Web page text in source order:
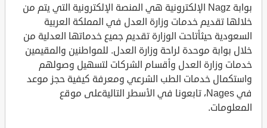
بوابة Nagz الإلكترونية هي المنصة الإلكترونية التي يتم من
خلالها تقديم خدمات وزارة العدل في المملكة العربية
السعودية حيثأتاحت الوزارة تقديم جميع خدماتها العدلية من
خلال بوابة موحدة لراحة وزارة العدل. للمواطنين والمقيمين
خدمات وزارة العدل وأقسام الشركات لتسهيل وصولهم
واستكمال خدمات الطب الشرعي ومعرفة كيفية حجز موعد
في Nages، تابعونا في الأسطر التاليةعلى موقع
المعلومات.